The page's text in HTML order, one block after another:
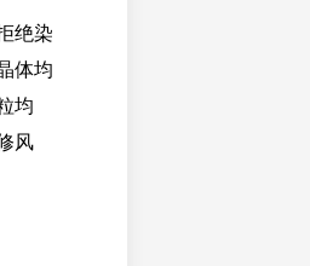
绝染
体均
均
风